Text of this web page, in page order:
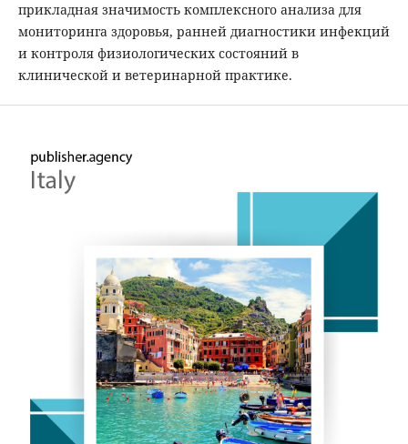
прикладная значимость комплексного анализа для
мониторинга здоровья, ранней диагностики инфекций
и контроля физиологических состояний в
клинической и ветеринарной практике.